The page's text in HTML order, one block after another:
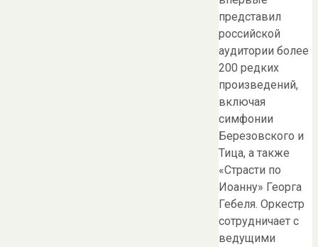
представил
российской
аудитории более
200 редких
произведений,
включая
симфонии
Березовского и
Тица, а также
«Страсти по
Иоанну» Георга
Гебеля. Оркестр
сотрудничает с
ведущими